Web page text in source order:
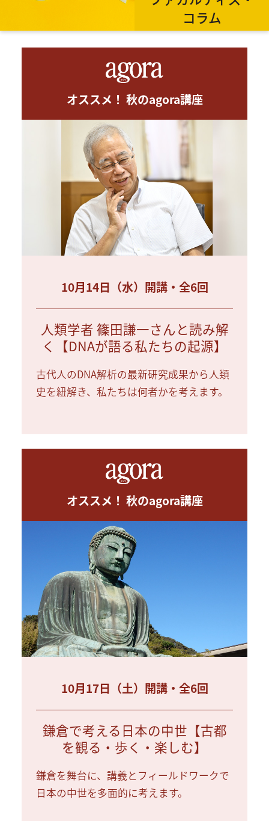
コラム
オススメ！ 秋のagora講座
10月14日（水）開講・全6回
人類学者 篠田謙一さんと読み解
く【DNAが語る私たちの起源】
古代人のDNA解析の最新研究成果から人類
史を紐解き、私たちは何者かを考えます。
オススメ！ 秋のagora講座
10月17日（土）開講・全6回
鎌倉で考える日本の中世【古都
を観る・歩く・楽しむ】
鎌倉を舞台に、講義とフィールドワークで
日本の中世を多面的に考えます。